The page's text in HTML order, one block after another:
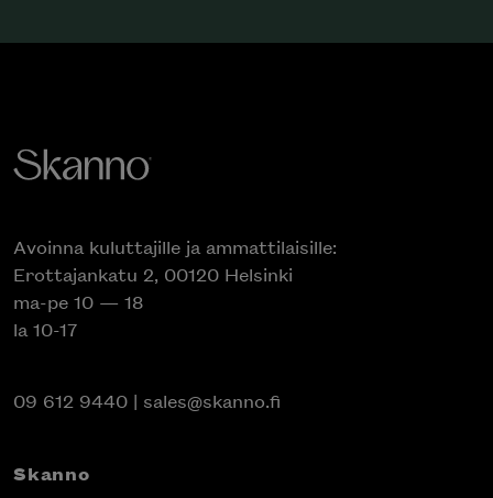
Avoinna kuluttajille ja ammattilaisille:
Erottajankatu 2, 00120 Helsinki
ma-pe 10 — 18
la 10-17
09 612 9440 | sales@skanno.fi
Skanno